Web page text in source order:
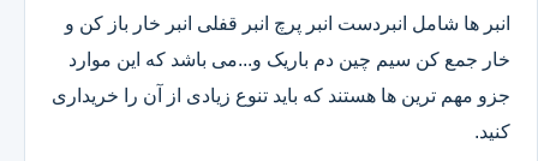
انبر ها شامل انبردست انبر پرچ انبر قفلی انبر خار باز کن و
خار جمع کن سیم چین دم باریک و...می باشد که این موارد
جزو مهم ترین ها هستند که باید تنوع زیادی از آن را خریداری
کنید.